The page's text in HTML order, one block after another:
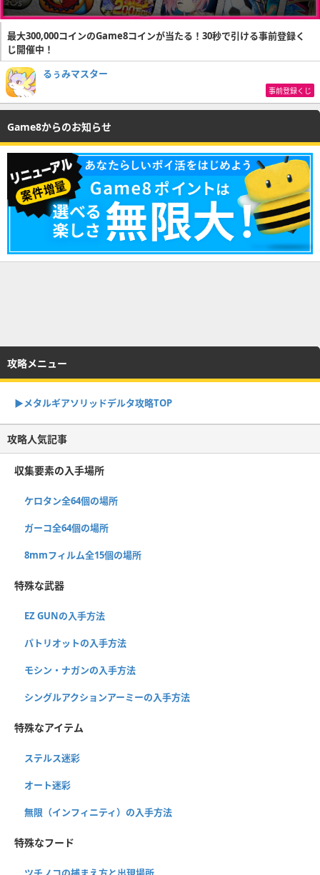
最大300,000コインのGame8コインが当たる！30秒で引ける事前登録く
じ開催中！
るぅみマスター
事前登録くじ
Game8からのお知らせ
攻略メニュー
▶︎メタルギアソリッドデルタ攻略TOP
攻略人気記事
収集要素の入手場所
ケロタン全64個の場所
ガーコ全64個の場所
8mmフィルム全15個の場所
特殊な武器
EZ GUNの入手方法
パトリオットの入手方法
モシン・ナガンの入手方法
シングルアクションアーミーの入手方法
特殊なアイテム
ステルス迷彩
オート迷彩
無限（インフィニティ）の入手方法
特殊なフード